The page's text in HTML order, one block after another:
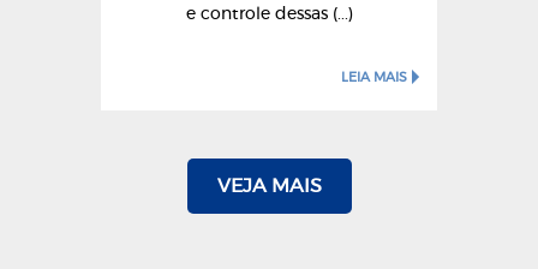
e controle dessas (...)
LEIA MAIS
VEJA MAIS